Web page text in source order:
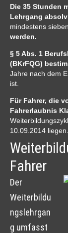
Die 35 Stunden
Lehrgang
mindestens
werden.
§ 5 Abs. 1
(BKrFQG)
Jahre nach dem
ist.
Für Fahrer, die
Fahrerlaubnis
10.09.2014 liegen.
Fahrer
Der
Weiterbildu
ngslehrgan
g umfasst